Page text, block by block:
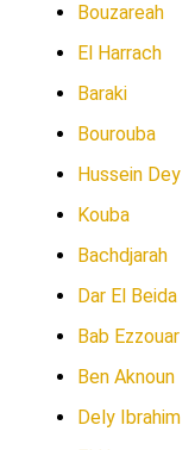
Bouzareah
El Harrach
Baraki
Bourouba
Hussein Dey
Kouba
Bachdjarah
Dar El Beida
Bab Ezzouar
Ben Aknoun
Dely Ibrahim